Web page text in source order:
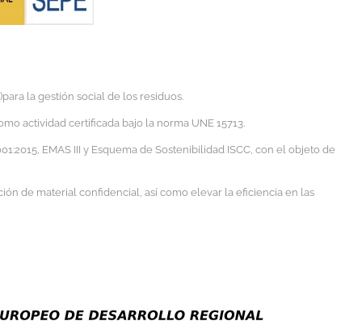
la gestión social de los residuos.
actividad certificada bajo la norma UNE 15713.
EMAS III y Esquema de Sostenibilidad ISCC, con el objeto de
de material confidencial, así como elevar la eficiencia en las